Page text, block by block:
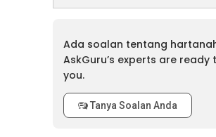
Ada soalan tentang
AskGuru’s experts are ready
you.
Tanya Soalan Anda